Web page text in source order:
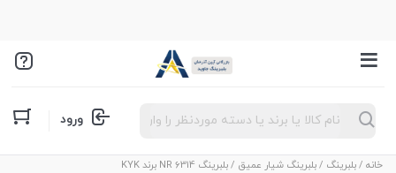
Products
search ورود
خانه /بلبرینگ /بلبرینگ شیار عمیق / بلبرینگ 6314 NR برند KYK